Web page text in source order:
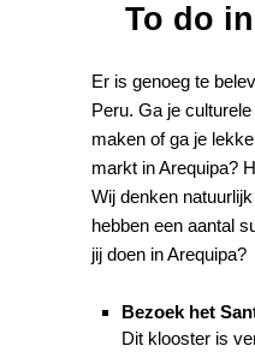
To do
Er is genoeg te
Peru. Ga je
maken of ga je
markt in Arequipa?
Wij denken
hebben een aantal
jij doen in Arequipa?
Bezoek het
Dit klooster is